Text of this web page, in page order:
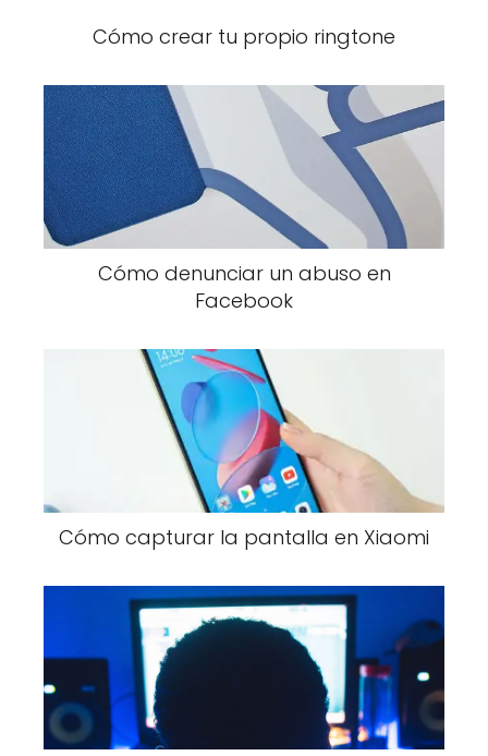
Cómo crear tu propio ringtone
Cómo denunciar un abuso en
Facebook
Cómo capturar la pantalla en Xiaomi